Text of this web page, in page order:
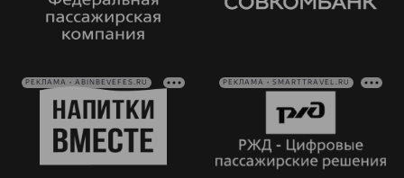
РЕКЛАМА • ABINBEVEFES.RU РЕКЛАМА • SMARTTRAVEL.RU